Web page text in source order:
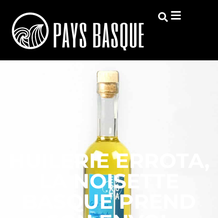
HUILERIE ERROTA,
LA NOISETTE
BASQUE PREND